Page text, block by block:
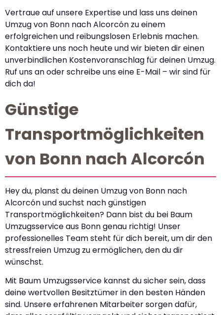
Vertraue auf unsere Expertise und lass uns deinen
Umzug von Bonn nach Alcorcón zu einem
erfolgreichen und reibungslosen Erlebnis machen.
Kontaktiere uns noch heute und wir bieten dir einen
unverbindlichen Kostenvoranschlag für deinen Umzug.
Ruf uns an oder schreibe uns eine E-Mail – wir sind für
dich da!
Günstige
Transportmöglichkeiten
von Bonn nach Alcorcón
Hey du, planst du deinen Umzug von Bonn nach
Alcorcón und suchst nach günstigen
Transportmöglichkeiten? Dann bist du bei Baum
Umzugsservice aus Bonn genau richtig! Unser
professionelles Team steht für dich bereit, um dir den
stressfreien Umzug zu ermöglichen, den du dir
wünschst.
Mit Baum Umzugsservice kannst du sicher sein, dass
deine wertvollen Besitztümer in den besten Händen
sind. Unsere erfahrenen Mitarbeiter sorgen dafür,